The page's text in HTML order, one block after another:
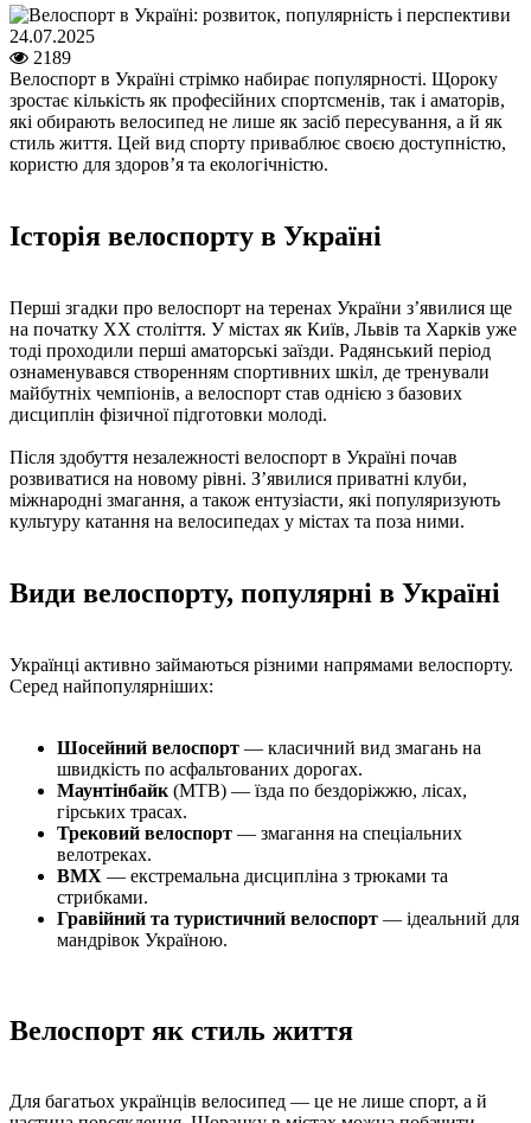
24.07.2025
2189
Велоспорт в Україні стрімко набирає популярності. Щороку
зростає кількість як професійних спортсменів, так і аматорів,
які обирають велосипед не лише як засіб пересування, а й як
стиль життя. Цей вид спорту приваблює своєю доступністю,
користю для здоров’я та екологічністю.
Історія велоспорту в Україні
Перші згадки про велоспорт на теренах України з’явилися ще
на початку ХХ століття. У містах як Київ, Львів та Харків уже
тоді проходили перші аматорські заїзди. Радянський період
ознаменувався створенням спортивних шкіл, де тренували
майбутніх чемпіонів, а велоспорт став однією з базових
дисциплін фізичної підготовки молоді.
Після здобуття незалежності велоспорт в Україні почав
розвиватися на новому рівні. З’явилися приватні клуби,
міжнародні змагання, а також ентузіасти, які популяризують
культуру катання на велосипедах у містах та поза ними.
Види велоспорту, популярні в Україні
Українці активно займаються різними напрямами велоспорту.
Серед найпопулярніших:
Шосейний велоспорт — класичний вид змагань на
швидкість по асфальтованих дорогах.
Маунтінбайк (MTB) — їзда по бездоріжжю, лісах,
гірських трасах.
Трековий велоспорт — змагання на спеціальних
велотреках.
BMX — екстремальна дисципліна з трюками та
стрибками.
Гравійний та туристичний велоспорт — ідеальний для
мандрівок Україною.
Велоспорт як стиль життя
Для багатьох українців велосипед — це не лише спорт, а й